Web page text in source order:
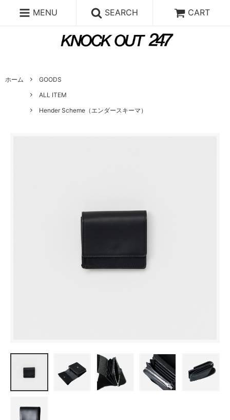
MENU SEARCH CART
ホーム
GOODS
ALL ITEM
Hender Scheme（エンダースキーマ）